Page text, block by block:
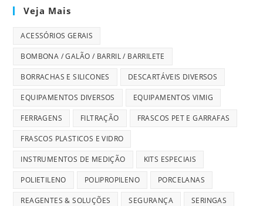
Veja Mais
ACESSÓRIOS GERAIS
BOMBONA / GALÃO / BARRIL / BARRILETE
BORRACHAS E SILICONES DESCARTÁVEIS DIVERSOS
EQUIPAMENTOS DIVERSOS EQUIPAMENTOS VIMIG
FERRAGENS FILTRAÇÃO FRASCOS PET E GARRAFAS
FRASCOS PLASTICOS E VIDRO
INSTRUMENTOS DE MEDIÇÃO KITS ESPECIAIS
POLIETILENO POLIPROPILENO PORCELANAS
REAGENTES & SOLUÇÕES SEGURANÇA SERINGAS